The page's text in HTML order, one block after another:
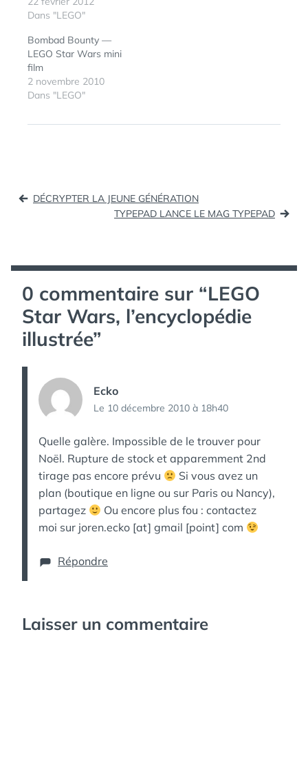
Via Stratégies
Dans "LEGO"
Bombad Bounty —
LEGO Star Wars mini
film
2 novembre 2010
Dans "LEGO"
ÉTIQUETTES :
ENCYCLOPÉDIE,
Navigation
DÉCRYPTER LA JEUNE GÉNÉRATION
TYPEPAD LANCE LE MAG TYPEPAD
0 commentaire sur “LEGO
Star Wars, l’encyclopédie
illustrée”
Ecko
Le 10 décembre 2010 à 18h40
Quelle galère. Impossible de le trouver pour
Noël. Rupture de stock et apparemment 2nd
tirage pas encore prévu
Si vous avez un
plan (boutique en ligne ou sur Paris ou Nancy),
partagez
Ou encore plus fou : contactez
moi sur joren.ecko [at] gmail [point] com
Répondre
Laisser un commentaire